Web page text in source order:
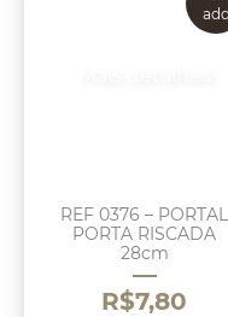
REF 0376 – PORTAL
PORTA RISCADA
28cm
R$7,80
add